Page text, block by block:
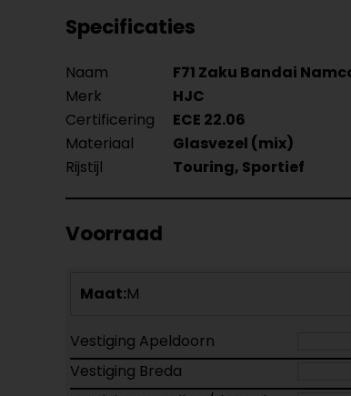
Specificaties
Naam F71 Zaku Bandai
Merk
HJC
Certificering
ECE 22.06
Materiaal
Glasvezel (mix)
Rijstijl
Touring, Sportief
Voorraad
Maat:M
Vestiging Apeldoorn
Vestiging Breda